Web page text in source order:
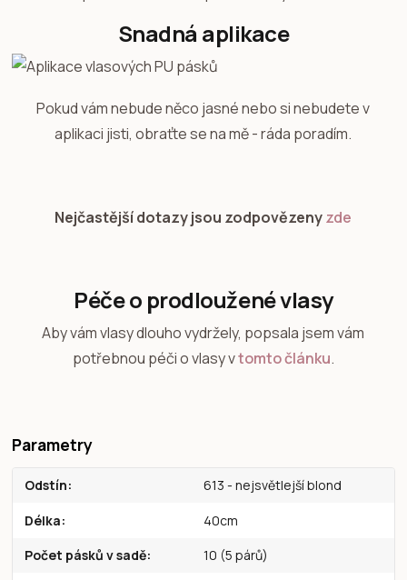
Snadná aplikace
Pokud vám nebude něco jasné nebo si nebudete v
aplikaci jisti, obraťte se na mě - ráda poradím.
Nejčastější dotazy jsou zodpovězenyzde
Péče o prodloužené vlasy
Aby vám vlasy dlouho vydržely, popsala jsem vám
potřebnou péči o vlasy vtomto článku.
Parametry
Odstín 613 - nejsvětlejší blond
Délka 40cm
Počet pásků v sadě 10 (5 párů)